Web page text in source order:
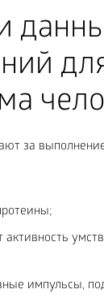
за
импульсы,